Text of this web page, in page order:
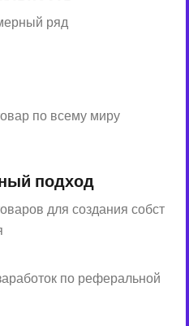
ряд
по всему миру
подход
для создания собст
по реферальной